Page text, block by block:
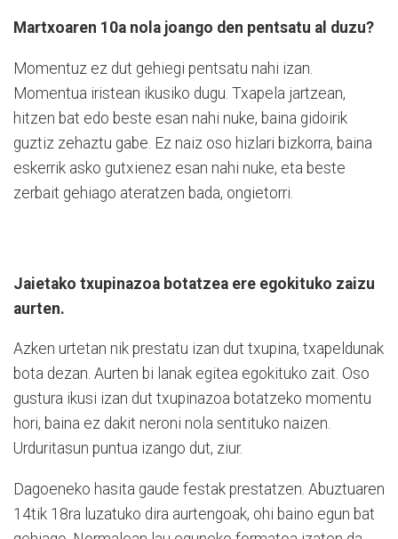
Martxoaren 10a nola joango den pentsatu al duzu?
Momentuz ez dut gehiegi pentsatu nahi izan.
Momentua iristean ikusiko dugu. Txapela jartzean,
hitzen bat edo beste esan nahi nuke, baina gidoirik
guztiz zehaztu gabe. Ez naiz oso hizlari bizkorra, baina
eskerrik asko gutxienez esan nahi nuke, eta beste
zerbait gehiago ateratzen bada, ongietorri.
Jaietako txupinazoa botatzea ere egokituko zaizu
aurten.
Azken urtetan nik prestatu izan dut txupina, txapeldunak
bota dezan. Aurten bi lanak egitea egokituko zait. Oso
gustura ikusi izan dut txupinazoa botatzeko momentu
hori, baina ez dakit neroni nola sentituko naizen.
Urduritasun puntua izango dut, ziur.
Dagoeneko hasita gaude festak prestatzen. Abuztuaren
14tik 18ra luzatuko dira aurtengoak, ohi baino egun bat